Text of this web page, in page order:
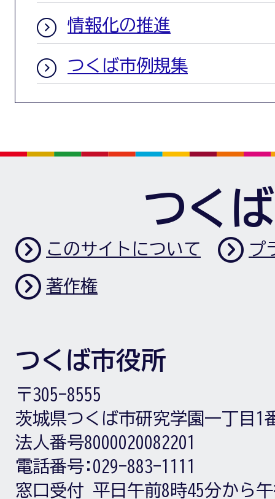
情報化の推進
つくば市例規集
つく
このサイトについて プ
著作権
つくば市役所
〒305-8555
茨城県つくば市研究学園一丁目1
法人番号8000020082201
電話番号: 029-883-1111
窓口受付 平日午前8時45分から